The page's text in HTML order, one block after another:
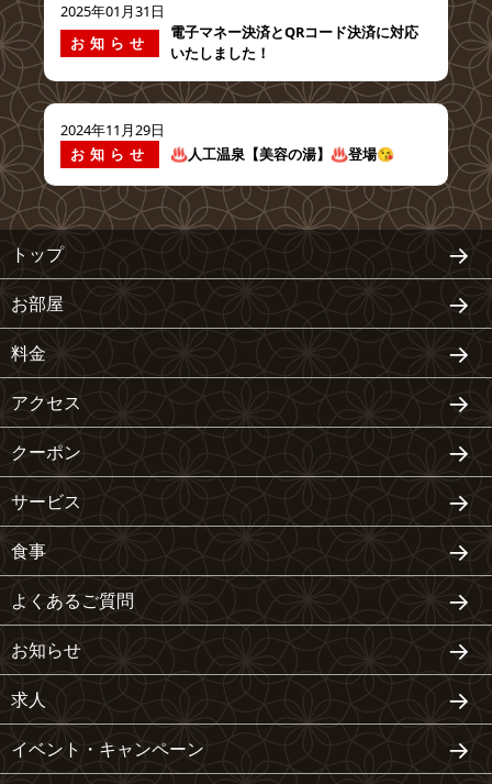
2025年01月31日
お知らせ
電子マネー決済とQRコード決済に対応
いたしました！
2024年11月29日
お知らせ
♨️人工温泉【美容の湯】♨️登場😘
トップ
お部屋
料金
アクセス
クーポン
サービス
食事
よくあるご質問
お知らせ
求人
イベント・キャンペーン